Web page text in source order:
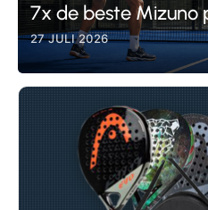
7x de beste Mizuno
27 JULI 2026